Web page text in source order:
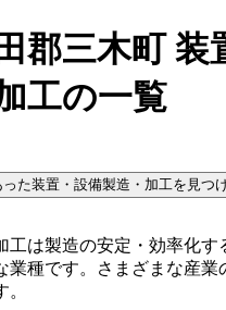
郡三木町 装
工の一覧
た装置・設備製造・加工を見つ
工は製造の安定・効率化す
業種です。さまざまな産業